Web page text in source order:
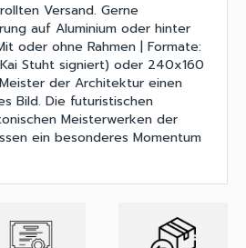
Versand. Gerne
auf Aluminium oder hinter
oder ohne Rahmen | Formate:
Stuht signiert) oder 240x160
der Architektur einen
Bild. Die futuristischen
Meisterwerken der
ein besonderes Momentum